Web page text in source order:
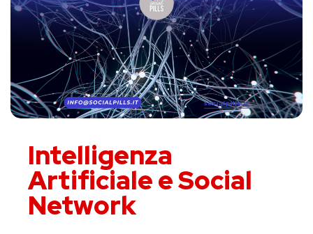
Intelligenza
Artificiale e Social
Network